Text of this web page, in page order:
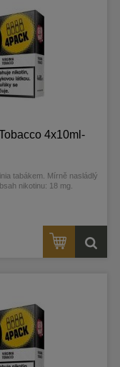
4x10ml-
tabákem. Mírně nasládlý
nikotinu: 18 mg.